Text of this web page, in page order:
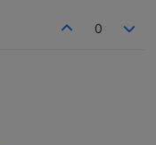
0
irgendwie